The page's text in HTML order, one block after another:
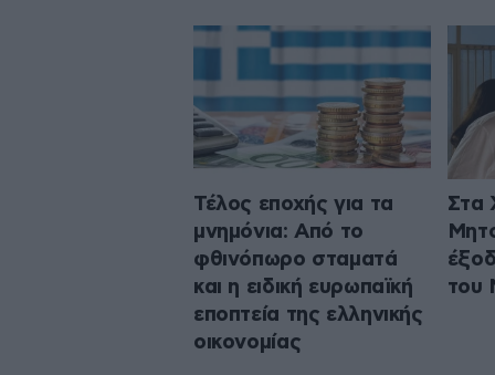
Τέλος εποχής για τα
μνημόνια: Από το
φθινόπωρο σταματά
και η ειδική ευρωπαϊκή
εποπτεία της ελληνικής
οικονομίας
Στα
του